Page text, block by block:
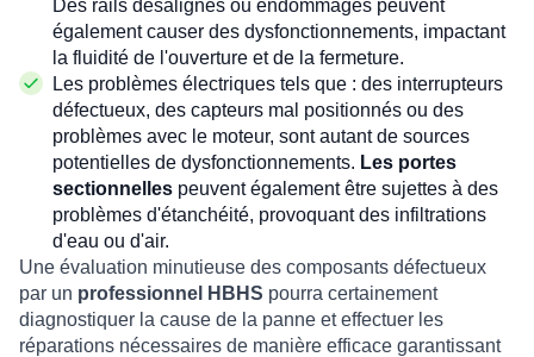
Des rails désalignés ou endommagés peuvent
également causer des dysfonctionnements, impactant
la fluidité de l'ouverture et de la fermeture.
Les problèmes électriques tels que : des interrupteurs
défectueux, des capteurs mal positionnés ou des
problèmes avec le moteur, sont autant de sources
potentielles de dysfonctionnements. Les portes
sectionnelles peuvent également être sujettes à des
problèmes d'étanchéité, provoquant des infiltrations
d'eau ou d'air.
Une évaluation minutieuse des composants défectueux
par un professionnel HBHS pourra certainement
diagnostiquer la cause de la panne et effectuer les
réparations nécessaires de manière efficace garantissant